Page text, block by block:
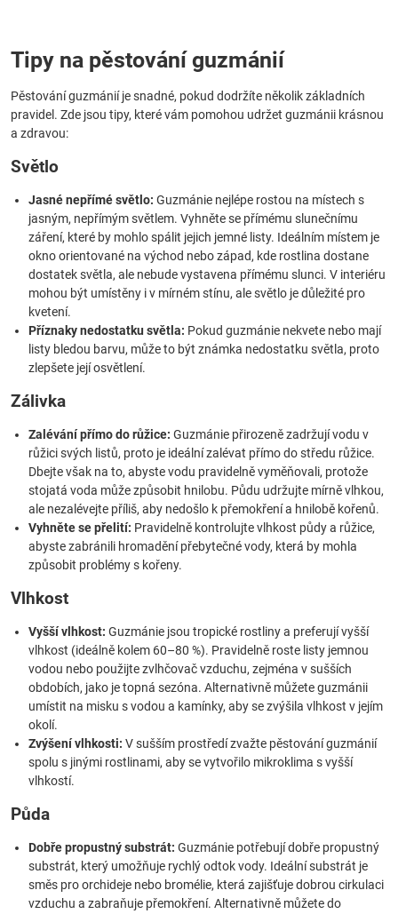
Tipy na pěstování guzmánií
Pěstování guzmánií je snadné, pokud dodržíte několik základních
pravidel. Zde jsou tipy, které vám pomohou udržet guzmánii krásnou
a zdravou:
Světlo
Jasné nepřímé světlo: Guzmánie nejlépe rostou na místech s
jasným, nepřímým světlem. Vyhněte se přímému slunečnímu
záření, které by mohlo spálit jejich jemné listy. Ideálním místem je
okno orientované na východ nebo západ, kde rostlina dostane
dostatek světla, ale nebude vystavena přímému slunci. V interiéru
mohou být umístěny i v mírném stínu, ale světlo je důležité pro
kvetení.
Příznaky nedostatku světla: Pokud guzmánie nekvete nebo mají
listy bledou barvu, může to být známka nedostatku světla, proto
zlepšete její osvětlení.
Zálivka
Zalévání přímo do růžice: Guzmánie přirozeně zadržují vodu v
růžici svých listů, proto je ideální zalévat přímo do středu růžice.
Dbejte však na to, abyste vodu pravidelně vyměňovali, protože
stojatá voda může způsobit hnilobu. Půdu udržujte mírně vlhkou,
ale nezalévejte příliš, aby nedošlo k přemokření a hnilobě kořenů.
Vyhněte se přelití: Pravidelně kontrolujte vlhkost půdy a růžice,
abyste zabránili hromadění přebytečné vody, která by mohla
způsobit problémy s kořeny.
Vlhkost
Vyšší vlhkost: Guzmánie jsou tropické rostliny a preferují vyšší
vlhkost (ideálně kolem 60–80 %). Pravidelně roste listy jemnou
vodou nebo použijte zvlhčovač vzduchu, zejména v sušších
obdobích, jako je topná sezóna. Alternativně můžete guzmánii
umístit na misku s vodou a kamínky, aby se zvýšila vlhkost v jejím
okolí.
Zvýšení vlhkosti: V sušším prostředí zvažte pěstování guzmánií
spolu s jinými rostlinami, aby se vytvořilo mikroklima s vyšší
vlhkostí.
Půda
Dobře propustný substrát: Guzmánie potřebují dobře propustný
substrát, který umožňuje rychlý odtok vody. Ideální substrát je
směs pro orchideje nebo bromélie, která zajišťuje dobrou cirkulaci
vzduchu a zabraňuje přemokření. Alternativně můžete do